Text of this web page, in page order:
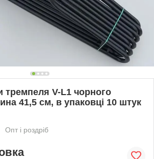
тремпеля V-L1 чорного
41,5 см, в упаковці 10 штук
Опт і роздріб